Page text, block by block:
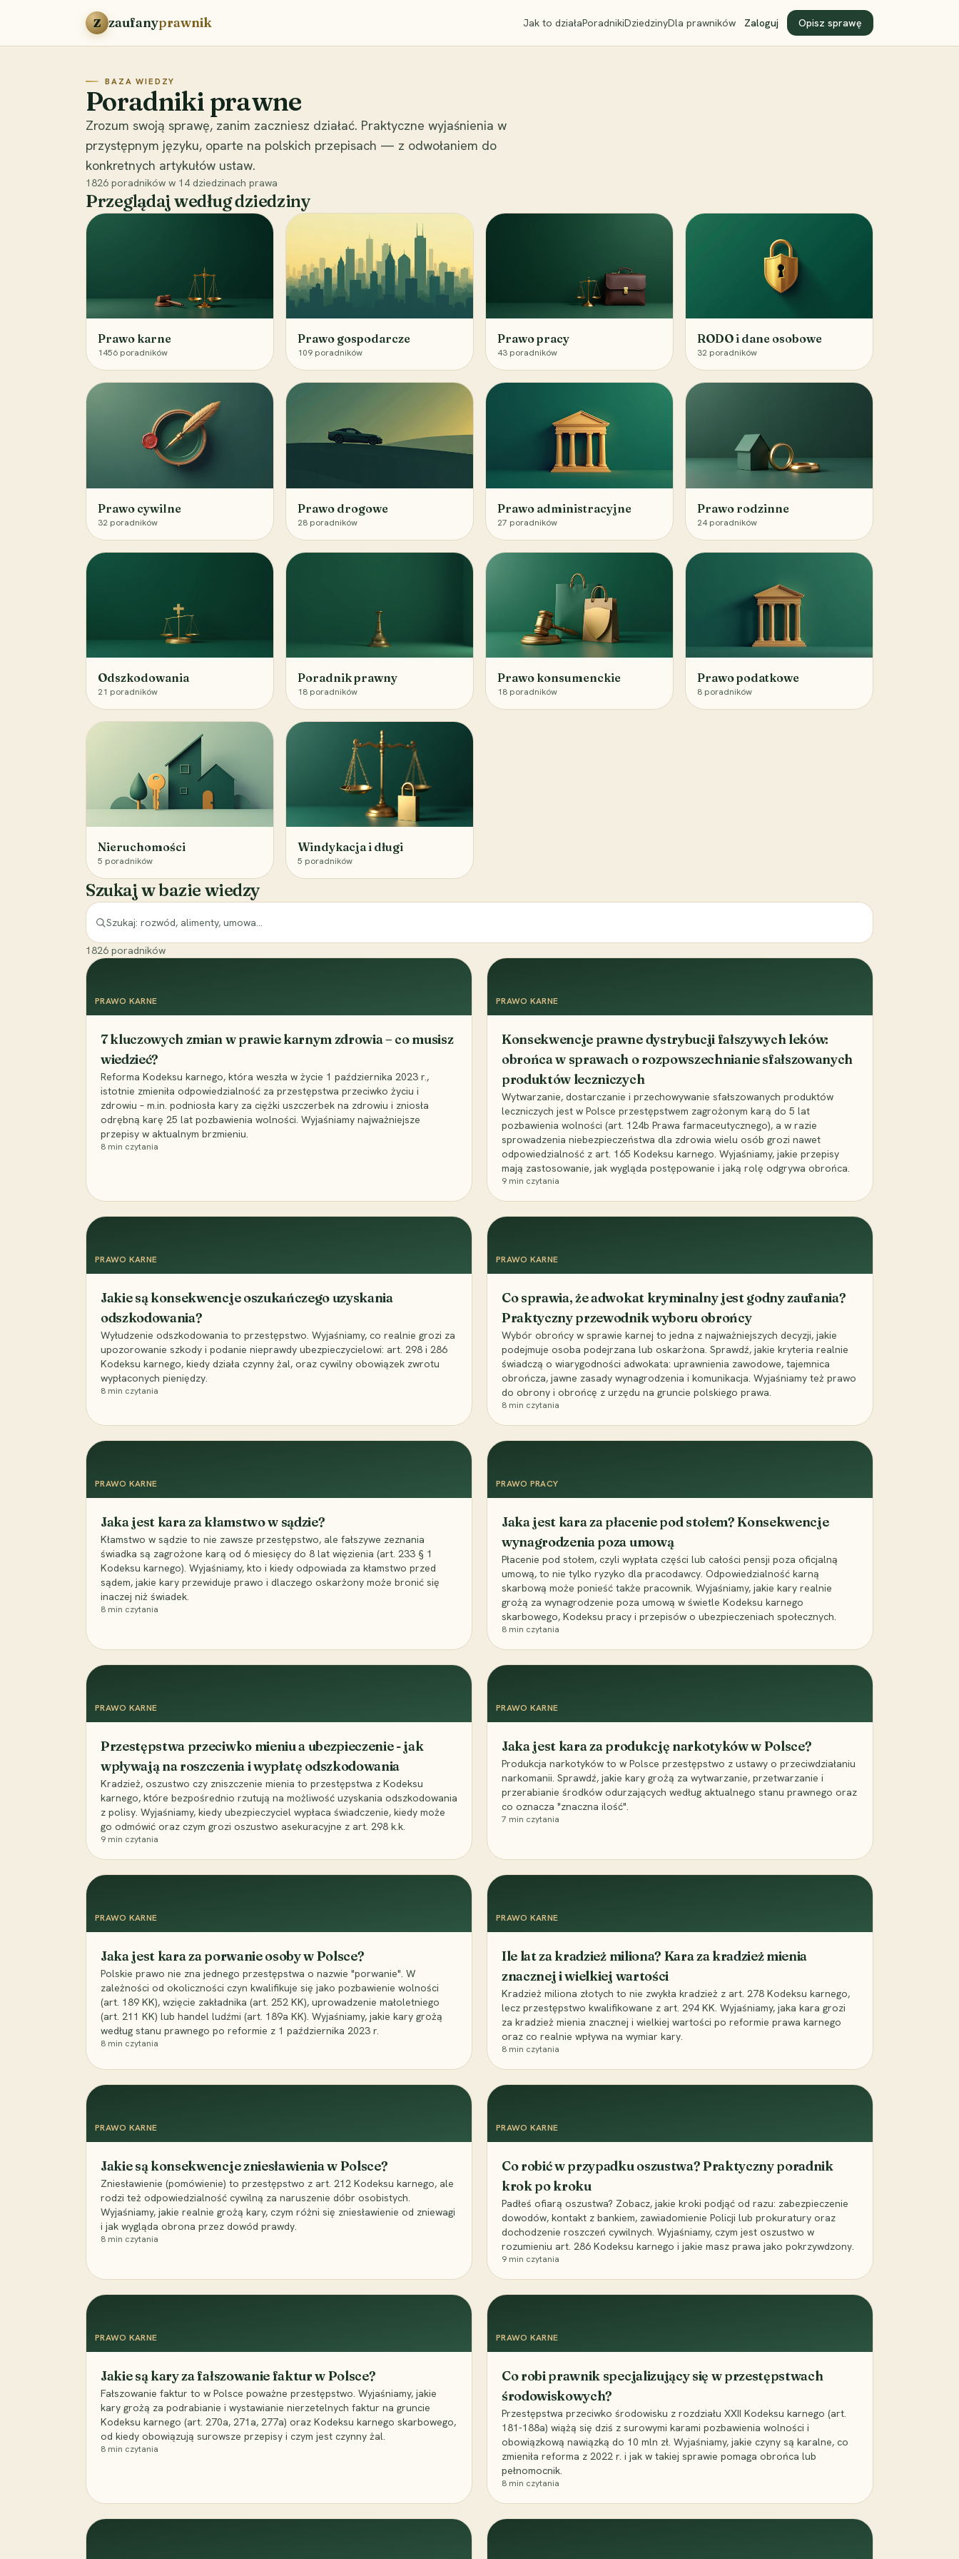
Przejdź do treści
Z zaufanyprawnik Jak to działaPoradnikiDziedzinyDla prawników Zaloguj Opisz sprawę
BAZA WIEDZY
Poradniki prawne
Zrozum swoją sprawę, zanim zaczniesz działać. Praktyczne wyjaśnienia w
przystępnym języku, oparte na polskich przepisach — z odwołaniem do
konkretnych artykułów ustaw.
1826 poradników w 14 dziedzinach prawa
Przeglądaj według dziedziny
Prawo karne
1456 poradników
Prawo gospodarcze
109 poradników
Prawo pracy
43 poradników
RODO i dane osobowe
32 poradników
Prawo cywilne
32 poradników
Prawo drogowe
28 poradników
Prawo administracyjne
27 poradników
Prawo rodzinne
24 poradników
Odszkodowania
21 poradników
Poradnik prawny
18 poradników
Prawo konsumenckie
18 poradników
Prawo podatkowe
8 poradników
Nieruchomości
5 poradników
Windykacja i długi
5 poradników
Szukaj w bazie wiedzy
1826 poradników
PRAWO KARNE
7 kluczowych zmian w prawie karnym zdrowia – co musisz
wiedzieć?
Reforma Kodeksu karnego, która weszła w życie 1 października 2023 r.,
istotnie zmieniła odpowiedzialność za przestępstwa przeciwko życiu i
zdrowiu – m.in. podniosła kary za ciężki uszczerbek na zdrowiu i zniosła
odrębną karę 25 lat pozbawienia wolności. Wyjaśniamy najważniejsze
przepisy w aktualnym brzmieniu.
8 min czytania
PRAWO KARNE
Konsekwencje prawne dystrybucji fałszywych leków:
obrońca w sprawach o rozpowszechnianie sfałszowanych
produktów leczniczych
Wytwarzanie, dostarczanie i przechowywanie sfałszowanych produktów
leczniczych jest w Polsce przestępstwem zagrożonym karą do 5 lat
pozbawienia wolności (art. 124b Prawa farmaceutycznego), a w razie
sprowadzenia niebezpieczeństwa dla zdrowia wielu osób grozi nawet
odpowiedzialność z art. 165 Kodeksu karnego. Wyjaśniamy, jakie przepisy
mają zastosowanie, jak wygląda postępowanie i jaką rolę odgrywa obrońca.
9 min czytania
PRAWO KARNE
Jakie są konsekwencje oszukańczego uzyskania
odszkodowania?
Wyłudzenie odszkodowania to przestępstwo. Wyjaśniamy, co realnie grozi za
upozorowanie szkody i podanie nieprawdy ubezpieczycielowi: art. 298 i 286
Kodeksu karnego, kiedy działa czynny żal, oraz cywilny obowiązek zwrotu
wypłaconych pieniędzy.
8 min czytania
PRAWO KARNE
Co sprawia, że adwokat kryminalny jest godny zaufania?
Praktyczny przewodnik wyboru obrońcy
Wybór obrońcy w sprawie karnej to jedna z najważniejszych decyzji, jakie
podejmuje osoba podejrzana lub oskarżona. Sprawdź, jakie kryteria realnie
świadczą o wiarygodności adwokata: uprawnienia zawodowe, tajemnica
obrończa, jawne zasady wynagrodzenia i komunikacja. Wyjaśniamy też prawo
do obrony i obrońcę z urzędu na gruncie polskiego prawa.
8 min czytania
PRAWO KARNE
Jaka jest kara za kłamstwo w sądzie?
Kłamstwo w sądzie to nie zawsze przestępstwo, ale fałszywe zeznania
świadka są zagrożone karą od 6 miesięcy do 8 lat więzienia (art. 233 § 1
Kodeksu karnego). Wyjaśniamy, kto i kiedy odpowiada za kłamstwo przed
sądem, jakie kary przewiduje prawo i dlaczego oskarżony może bronić się
inaczej niż świadek.
8 min czytania
PRAWO PRACY
Jaka jest kara za płacenie pod stołem? Konsekwencje
wynagrodzenia poza umową
Płacenie pod stołem, czyli wypłata części lub całości pensji poza oficjalną
umową, to nie tylko ryzyko dla pracodawcy. Odpowiedzialność karną
skarbową może ponieść także pracownik. Wyjaśniamy, jakie kary realnie
grożą za wynagrodzenie poza umową w świetle Kodeksu karnego
skarbowego, Kodeksu pracy i przepisów o ubezpieczeniach społecznych.
8 min czytania
PRAWO KARNE
Przestępstwa przeciwko mieniu a ubezpieczenie - jak
wpływają na roszczenia i wypłatę odszkodowania
Kradzież, oszustwo czy zniszczenie mienia to przestępstwa z Kodeksu
karnego, które bezpośrednio rzutują na możliwość uzyskania odszkodowania
z polisy. Wyjaśniamy, kiedy ubezpieczyciel wypłaca świadczenie, kiedy może
go odmówić oraz czym grozi oszustwo asekuracyjne z art. 298 k.k.
9 min czytania
PRAWO KARNE
Jaka jest kara za produkcję narkotyków w Polsce?
Produkcja narkotyków to w Polsce przestępstwo z ustawy o przeciwdziałaniu
narkomanii. Sprawdź, jakie kary grożą za wytwarzanie, przetwarzanie i
przerabianie środków odurzających według aktualnego stanu prawnego oraz
co oznacza "znaczna ilość".
7 min czytania
PRAWO KARNE
Jaka jest kara za porwanie osoby w Polsce?
Polskie prawo nie zna jednego przestępstwa o nazwie "porwanie". W
zależności od okoliczności czyn kwalifikuje się jako pozbawienie wolności
(art. 189 KK), wzięcie zakładnika (art. 252 KK), uprowadzenie małoletniego
(art. 211 KK) lub handel ludźmi (art. 189a KK). Wyjaśniamy, jakie kary grożą
według stanu prawnego po reformie z 1 października 2023 r.
8 min czytania
PRAWO KARNE
Ile lat za kradzież miliona? Kara za kradzież mienia
znacznej i wielkiej wartości
Kradzież miliona złotych to nie zwykła kradzież z art. 278 Kodeksu karnego,
lecz przestępstwo kwalifikowane z art. 294 KK. Wyjaśniamy, jaka kara grozi
za kradzież mienia znacznej i wielkiej wartości po reformie prawa karnego
oraz co realnie wpływa na wymiar kary.
8 min czytania
PRAWO KARNE
Jakie są konsekwencje zniesławienia w Polsce?
Zniesławienie (pomówienie) to przestępstwo z art. 212 Kodeksu karnego, ale
rodzi też odpowiedzialność cywilną za naruszenie dóbr osobistych.
Wyjaśniamy, jakie realnie grożą kary, czym różni się zniesławienie od zniewagi
i jak wygląda obrona przez dowód prawdy.
8 min czytania
PRAWO KARNE
Co robić w przypadku oszustwa? Praktyczny poradnik
krok po kroku
Padłeś ofiarą oszustwa? Zobacz, jakie kroki podjąć od razu: zabezpieczenie
dowodów, kontakt z bankiem, zawiadomienie Policji lub prokuratury oraz
dochodzenie roszczeń cywilnych. Wyjaśniamy, czym jest oszustwo w
rozumieniu art. 286 Kodeksu karnego i jakie masz prawa jako pokrzywdzony.
9 min czytania
PRAWO KARNE
Jakie są kary za fałszowanie faktur w Polsce?
Fałszowanie faktur to w Polsce poważne przestępstwo. Wyjaśniamy, jakie
kary grożą za podrabianie i wystawianie nierzetelnych faktur na gruncie
Kodeksu karnego (art. 270a, 271a, 277a) oraz Kodeksu karnego skarbowego,
od kiedy obowiązują surowsze przepisy i czym jest czynny żal.
8 min czytania
PRAWO KARNE
Co robi prawnik specjalizujący się w przestępstwach
środowiskowych?
Przestępstwa przeciwko środowisku z rozdziału XXII Kodeksu karnego (art.
181-188a) wiążą się dziś z surowymi karami pozbawienia wolności i
obowiązkową nawiązką do 10 mln zł. Wyjaśniamy, jakie czyny są karalne, co
zmieniła reforma z 2022 r. i jak w takiej sprawie pomaga obrońca lub
pełnomocnik.
8 min czytania